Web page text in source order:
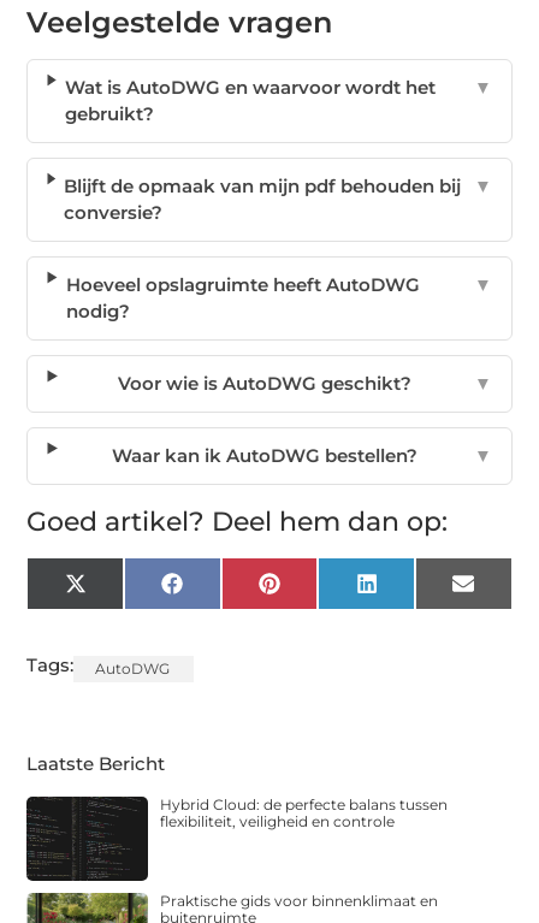
Veelgestelde vragen
Wat is AutoDWG en waarvoor wordt het
gebruikt?
▼
Blijft de opmaak van mijn pdf behouden bij
conversie?
▼
Hoeveel opslagruimte heeft AutoDWG
nodig?
▼
Voor wie is AutoDWG geschikt? ▼
Waar kan ik AutoDWG bestellen? ▼
Goed artikel? Deel hem dan op:
X
(Twitter)
FacebookPinterest LinkedIn Email
Tags: AutoDWG
Laatste Bericht
Hybrid Cloud: de perfecte balans tussen
flexibiliteit, veiligheid en controle
Praktische gids voor binnenklimaat en
buitenruimte